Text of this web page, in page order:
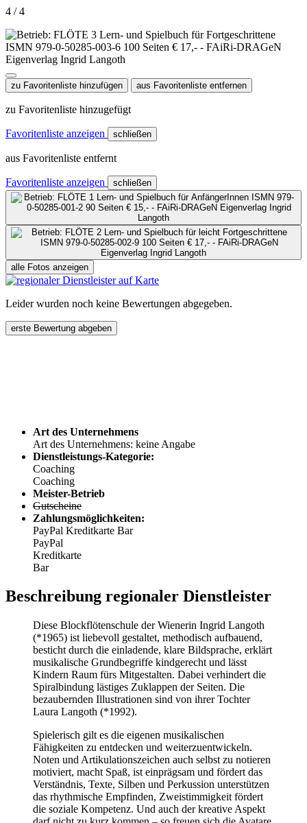
4 / 4
zu Favoritenliste hinzufügen aus Favoritenliste entfernen
zu Favoritenliste hinzugefügt
Favoritenliste anzeigen schließen
aus Favoritenliste entfernt
Favoritenliste anzeigen schließen
alle Fotos anzeigen
Leider wurden noch keine Bewertungen abgegeben.
erste Bewertung abgeben
Art des Unternehmens
Art des Unternehmens: keine Angabe
Dienstleistungs-Kategorie:
Coaching
Coaching
Meister-Betrieb
Gutscheine
Zahlungsmöglichkeiten:
PayPal Kreditkarte Bar
PayPal
Kreditkarte
Bar
Beschreibung regionaler Dienstleister
Diese Blockflötenschule der Wienerin Ingrid Langoth
(*1965) ist liebevoll gestaltet, methodisch aufbauend,
besticht durch die einladende, klare Bildsprache, erklärt
musikalische Grundbegriffe kindgerecht und lässt
Kindern Raum fürs Mitgestalten. Dabei verhindert die
Spiralbindung lästiges Zuklappen der Seiten. Die
bezaubernden Illustrationen sind von ihrer Tochter
Laura Langoth (*1992).
Spielerisch gilt es die eigenen musikalischen
Fähigkeiten zu entdecken und weiterzuentwickeln.
Noten und Artikulationszeichen auch selbst zu notieren
motiviert, macht Spaß, ist einprägsam und fördert das
Verständnis, Texte, Silben und Perkussion unterstützen
das rhythmische Empfinden, Zweistimmigkeit fördert
die soziale Kompetenz. Und auch der kreative Aspekt